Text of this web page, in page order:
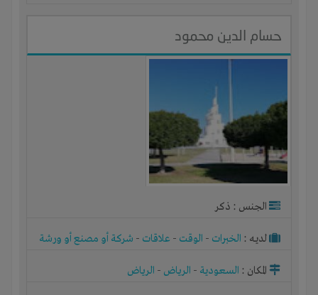
حسام الدين محمود
الجنس : ذكر
لديـه : الخبرات - الوقت - علاقات - شركة أو مصنع أو ورشة
المكان : السعودية - الرياض - الرياض